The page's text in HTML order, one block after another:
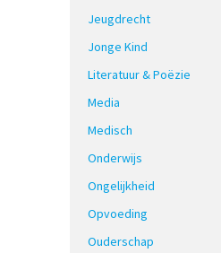
Jeugdrecht
Jonge Kind
Literatuur & Poëzie
Media
Medisch
Onderwijs
Ongelijkheid
Opvoeding
Ouderschap